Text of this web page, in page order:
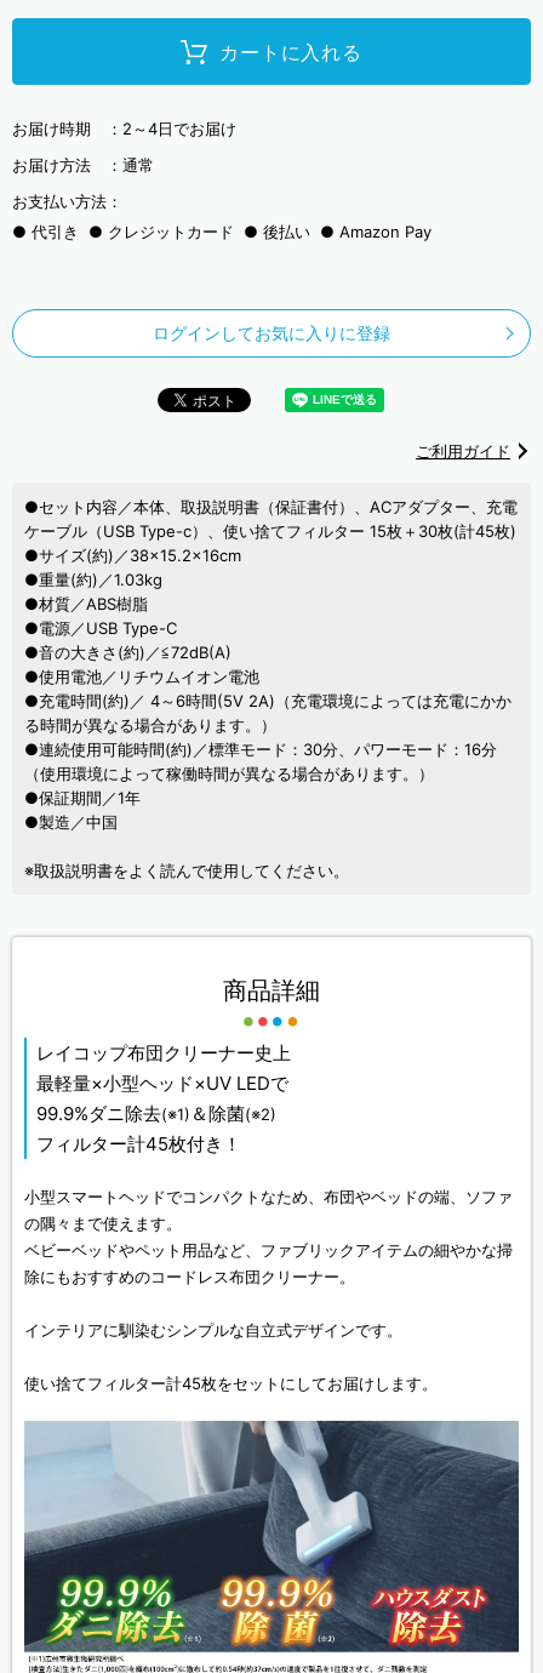
カートに入れる
お届け時期 ： 2～4日でお届け
お届け方法 ： 通常
お支払い方法：
代引き
クレジットカード 後払い Amazon Pay
ログインしてお気に入りに登録
ご利用ガイド
●セット内容／本体、取扱説明書（保証書付）、ACアダプター、充電
ケーブル（USB Type-c）、使い捨てフィルター 15枚＋30枚(計45枚)
●サイズ(約)／38×15.2×16cm
●重量(約)／1.03kg
●材質／ABS樹脂
●電源／USB Type-C
●音の大きさ(約)／≦72dB(A)
●使用電池／リチウムイオン電池
●充電時間(約)／ 4～6時間(5V 2A)（充電環境によっては充電にかか
る時間が異なる場合があります。）
●連続使用可能時間(約)／標準モード：30分、パワーモード：16分
（使用環境によって稼働時間が異なる場合があります。）
●保証期間／1年
●製造／中国
※取扱説明書をよく読んで使用してください。
商品詳細
レイコップ布団クリーナー史上
最軽量×小型ヘッド×UV LEDで
99.9%ダニ除去(※1) ＆除菌(※2)
フィルター計45枚付き！
小型スマートヘッドでコンパクトなため、布団やベッドの端、ソファ
の隅々まで使えます。
ベビーベッドやペット用品など、ファブリックアイテムの細やかな掃
除にもおすすめのコードレス布団クリーナー。
インテリアに馴染むシンプルな自立式デザインです。
使い捨てフィルター計45枚をセットにしてお届けします。